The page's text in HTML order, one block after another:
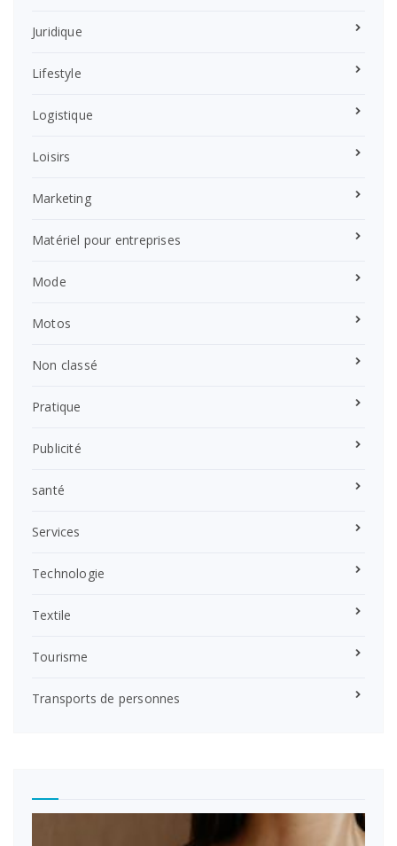
Juridique
Lifestyle
Logistique
Loisirs
Marketing
Matériel pour entreprises
Mode
Motos
Non classé
Pratique
Publicité
santé
Services
Technologie
Textile
Tourisme
Transports de personnes